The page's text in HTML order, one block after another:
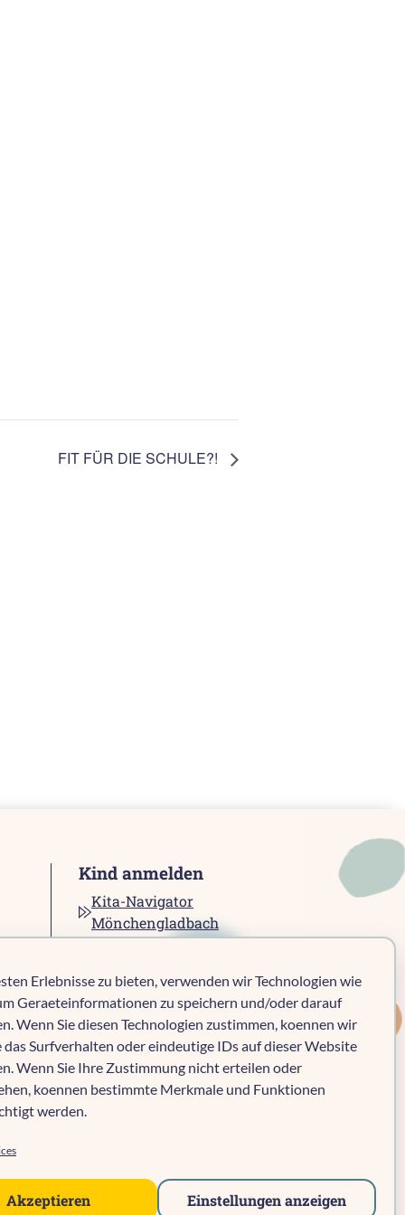
Erlebnisse zu bieten, verwenden wir Technologien wie
Geraeteinformationen zu speichern und/oder darauf
Wenn Sie diesen Technologien zustimmen, koennen wir
das Surfverhalten oder eindeutige IDs auf dieser Website
Wenn Sie Ihre Zustimmung nicht erteilen oder
koennen bestimmte Merkmale und Funktionen
werden.
Akzeptieren Einstellungen anzeigen
FIT FÜR DIE SCHULE?!
Kind anmelden
Kita-Navigator
Mönchengladbach
Kita-Navigator Kreis
Kita-Navigator Stadt
Heinsberg
Kita-Navigator
Geilenkirchen
Kita-Navigator Erkelenz
Kita-Navigator